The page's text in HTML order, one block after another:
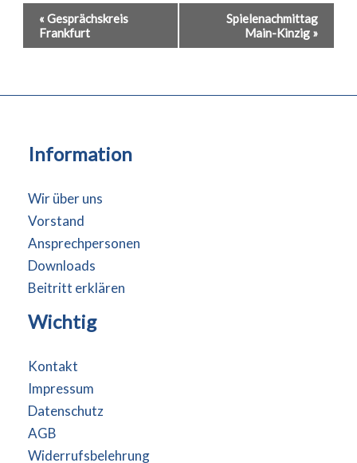
Veranstaltung-
Navigation
« Gesprächskreis
Frankfurt
Spielenachmittag
Main-Kinzig »
Information
Wir über uns
Vorstand
Ansprechpersonen
Downloads
Beitritt erklären
Wichtig
Kontakt
Impressum
Datenschutz
AGB
Widerrufsbelehrung